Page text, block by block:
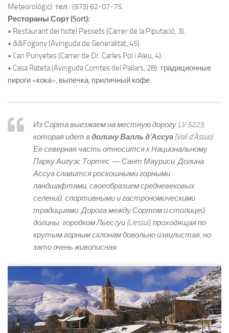
Meteorológic): тел.: (973) 62-07-75.
Рестораны Сорт (Sort):
• Restaurant del hotel Pessets (Carrer de la Piputació, 3).
• &&Fogony (Avinguda de Generalitat, 45).
• Can Punyetes (Carrer de Dr. Carles Pol i Aleu, 4).
• Casa Rateta (Avinguda Comtes del Pallars, 28): традиционные
пироги «кока», выпечка, приличный кофе.
Из Сорта выезжаем на местную дорогу LV 5223,
которая идет вдолину Валль д’Ассуа (Vall d’Àssua).
Ее северная часть относится к Национальному
Парку Аигуэс Тортес — Сант Мауриси. Долина
Ассуа славится роскошными горными
ландшафтами, своеобразием средневековых
селений, спортивными и гастрономическими
традициями. Дорога между Сортом и столицей
долины, городком Льесcуи (Llessuí), проходящая по
крутым горным склонам довольно извилистая, но
зато очень живописная.